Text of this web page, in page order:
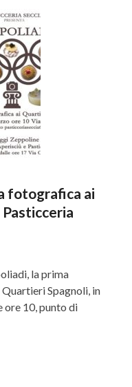
fotografica ai
la prima
Spagnoli, in
ore 10, punto di